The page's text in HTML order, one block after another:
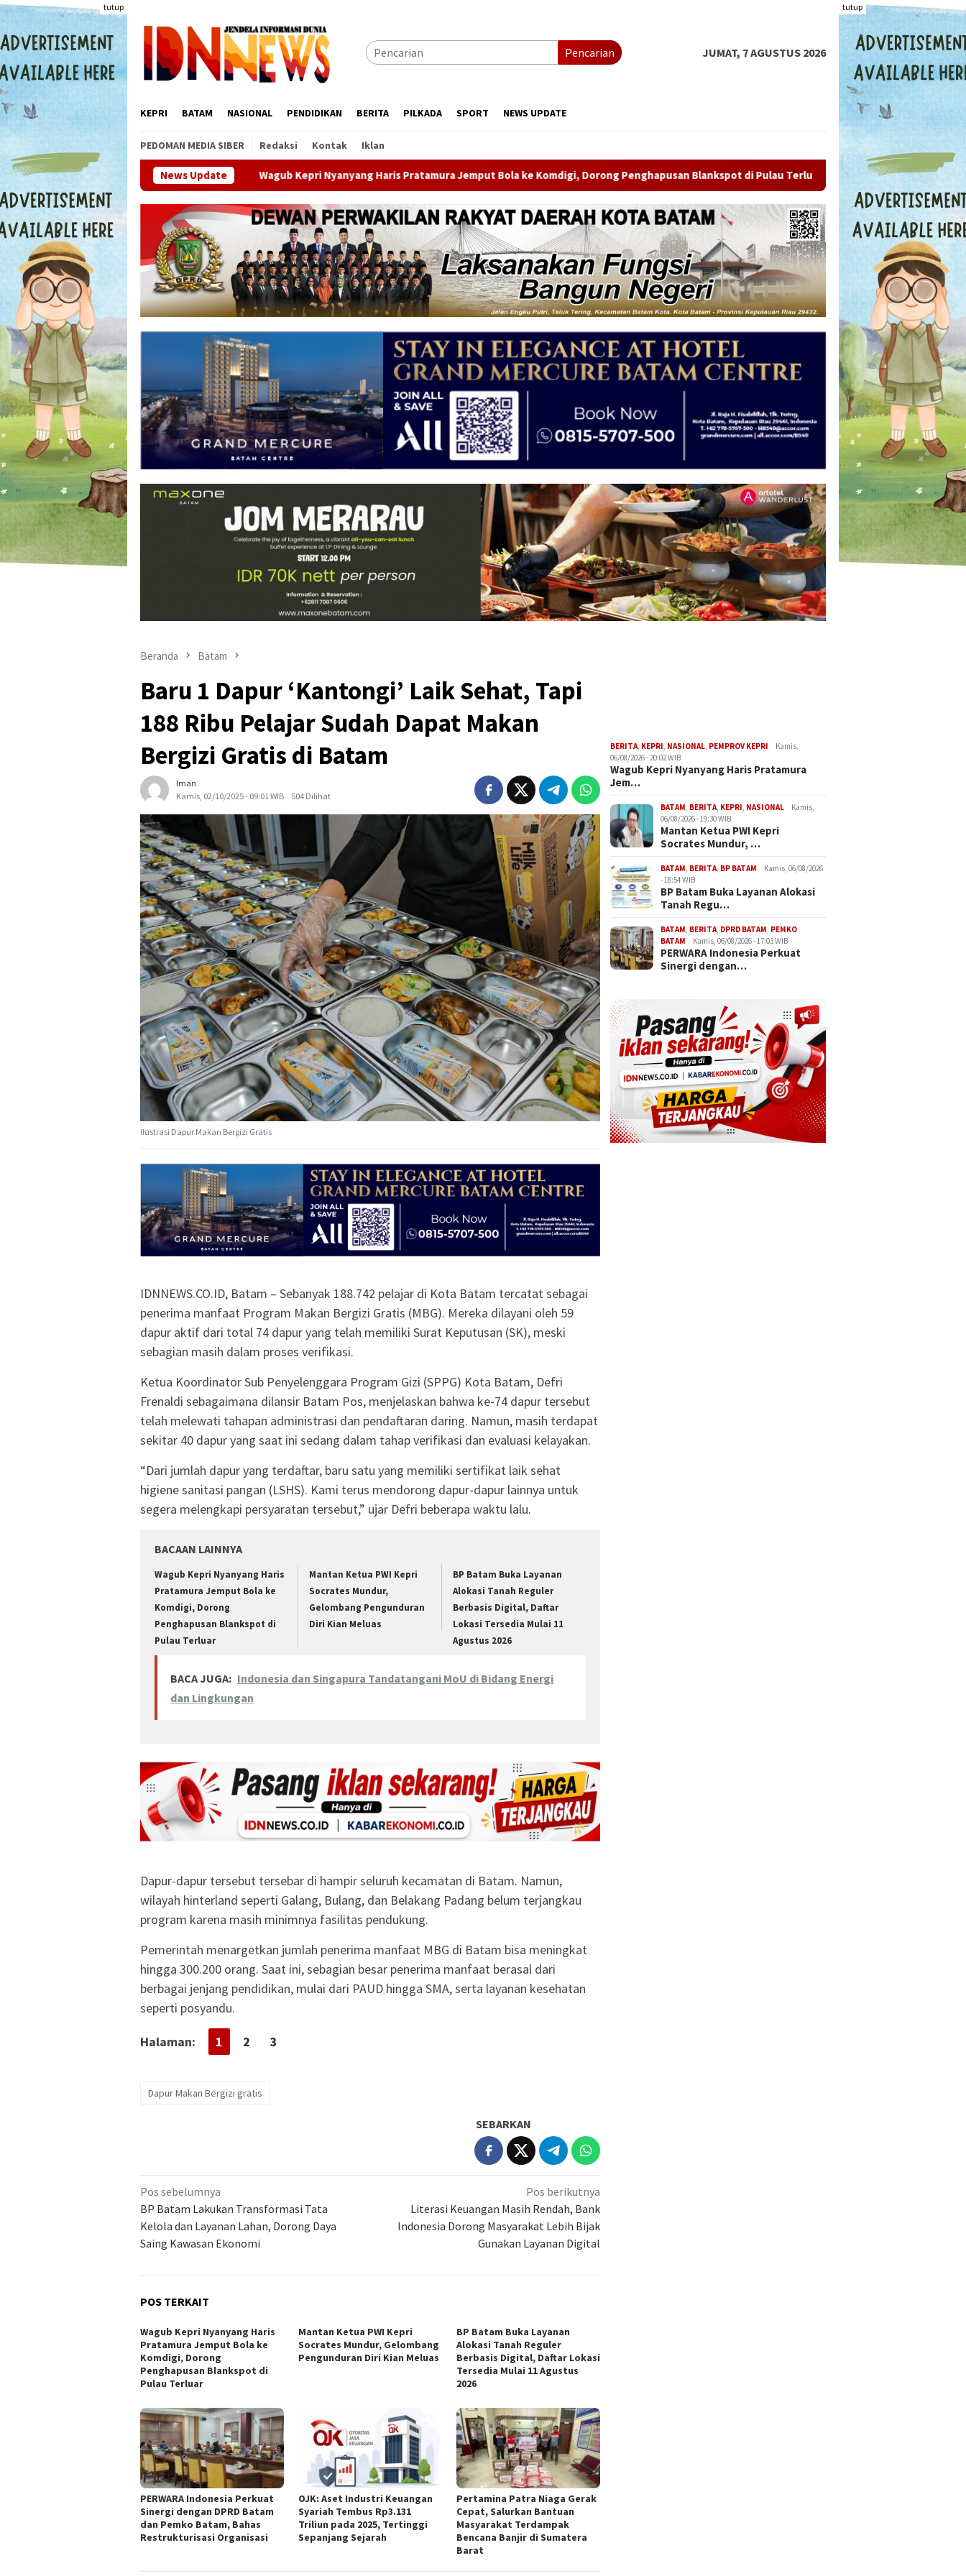
Loncat
ke
konten
tutup tutup
Pencarian JUMAT, 7 AGUSTUS 2026
KEPRI BATAM NASIONAL PENDIDIKAN BERITA PILKADA SPORT NEWS UPDATE
PEDOMAN MEDIA SIBER Redaksi Kontak Iklan
News Update
Wagub Kepri Nyanyang Haris Pratamura Jemput Bola ke Komdigi, Dorong Penghapusan Blankspot di Pulau Terluar Mantan Ketua PWI Kepri Socrates Mundur,
Beranda Batam
Baru 1 Dapur ‘Kantongi’ Laik Sehat, Tapi
188 Ribu Pelajar Sudah Dapat Makan
Bergizi Gratis di Batam
Iman
Kamis, 02/10/2025 - 09:01 WIB
504 Dilihat
Ilustrasi Dapur Makan Bergizi Gratis
IDNNEWS.CO.ID, Batam – Sebanyak 188.742 pelajar di Kota Batam tercatat sebagai
penerima manfaat Program Makan Bergizi Gratis (MBG). Mereka dilayani oleh 59
dapur aktif dari total 74 dapur yang telah memiliki Surat Keputusan (SK), meski
sebagian masih dalam proses verifikasi.
Ketua Koordinator Sub Penyelenggara Program Gizi (SPPG) Kota Batam, Defri
Frenaldi sebagaimana dilansir Batam Pos, menjelaskan bahwa ke-74 dapur tersebut
telah melewati tahapan administrasi dan pendaftaran daring. Namun, masih terdapat
sekitar 40 dapur yang saat ini sedang dalam tahap verifikasi dan evaluasi kelayakan.
“Dari jumlah dapur yang terdaftar, baru satu yang memiliki sertifikat laik sehat
higiene sanitasi pangan (LSHS). Kami terus mendorong dapur-dapur lainnya untuk
segera melengkapi persyaratan tersebut,” ujar Defri beberapa waktu lalu.
BACAAN LAINNYA
Wagub Kepri Nyanyang Haris
Pratamura Jemput Bola ke
Komdigi, Dorong
Penghapusan Blankspot di
Pulau Terluar
Mantan Ketua PWI Kepri
Socrates Mundur,
Gelombang Pengunduran
Diri Kian Meluas
BP Batam Buka Layanan
Alokasi Tanah Reguler
Berbasis Digital, Daftar
Lokasi Tersedia Mulai 11
Agustus 2026
BACA JUGA: Indonesia dan Singapura Tandatangani MoU di Bidang Energi
dan Lingkungan
Dapur-dapur tersebut tersebar di hampir seluruh kecamatan di Batam. Namun,
wilayah hinterland seperti Galang, Bulang, dan Belakang Padang belum terjangkau
program karena masih minimnya fasilitas pendukung.
Pemerintah menargetkan jumlah penerima manfaat MBG di Batam bisa meningkat
hingga 300.200 orang. Saat ini, sebagian besar penerima manfaat berasal dari
berbagai jenjang pendidikan, mulai dari PAUD hingga SMA, serta layanan kesehatan
seperti posyandu.
Halaman: 1 2 3
Dapur Makan Bergizi gratis
SEBARKAN
Navigasi
pos
Pos sebelumnya
BP Batam Lakukan Transformasi Tata
Kelola dan Layanan Lahan, Dorong Daya
Saing Kawasan Ekonomi
Pos berikutnya
Literasi Keuangan Masih Rendah, Bank
Indonesia Dorong Masyarakat Lebih Bijak
Gunakan Layanan Digital
POS TERKAIT
Wagub Kepri Nyanyang Haris
Pratamura Jemput Bola ke
Komdigi, Dorong
Penghapusan Blankspot di
Pulau Terluar
Mantan Ketua PWI Kepri
Socrates Mundur, Gelombang
Pengunduran Diri Kian Meluas
BP Batam Buka Layanan
Alokasi Tanah Reguler
Berbasis Digital, Daftar Lokasi
Tersedia Mulai 11 Agustus
2026
PERWARA Indonesia Perkuat
Sinergi dengan DPRD Batam
dan Pemko Batam, Bahas
Restrukturisasi Organisasi
OJK: Aset Industri Keuangan
Syariah Tembus Rp3.131
Triliun pada 2025, Tertinggi
Sepanjang Sejarah
Pertamina Patra Niaga Gerak
Cepat, Salurkan Bantuan
Masyarakat Terdampak
Bencana Banjir di Sumatera
Barat
BERITA, KEPRI, NASIONAL, PEMPROV KEPRI
Kamis,
06/08/2026 - 20:02 WIB
Wagub Kepri Nyanyang Haris Pratamura
Jem…
BATAM, BERITA, KEPRI, NASIONAL
Kamis,
06/08/2026 - 19:30 WIB
Mantan Ketua PWI Kepri
Socrates Mundur, …
BATAM, BERITA, BP BATAM
Kamis, 06/08/2026
- 18:54 WIB
BP Batam Buka Layanan Alokasi
Tanah Regu…
BATAM, BERITA, DPRD BATAM, PEMKO
BATAM
Kamis, 06/08/2026 - 17:03 WIB
PERWARA Indonesia Perkuat
Sinergi dengan…